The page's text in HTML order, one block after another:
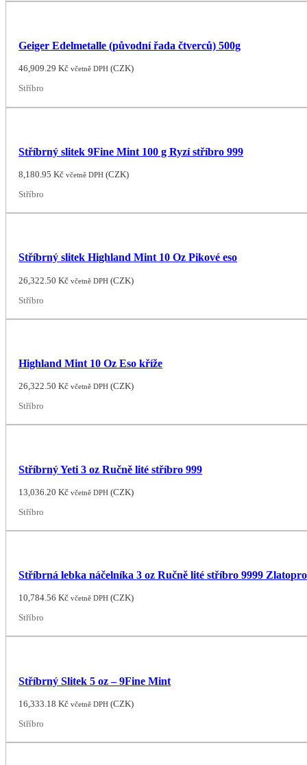
Geiger Edelmetalle (původní řada čtverců) 500g
46,909.29Kč včetně DPH (CZK)
Stříbro
Stříbrný slitek 9Fine Mint 100 g Ryzí stříbro 999
8,180.95Kč včetně DPH (CZK)
Stříbro
Stříbrný slitek Highland Mint 10 Oz Pikové eso
26,322.50Kč včetně DPH (CZK)
Stříbro
Highland Mint 10 Oz Eso kříže
26,322.50Kč včetně DPH (CZK)
Stříbro
Stříbrný Yeti 3 oz Ručně lité stříbro 999
13,036.20Kč včetně DPH (CZK)
Stříbro
Stříbrná lebka náčelníka 3 oz Ručně lité stříbro 9999
10,784.56Kč včetně DPH (CZK)
Stříbro
Stříbrný Slitek 5 oz – 9Fine Mint
16,333.18Kč včetně DPH (CZK)
Stříbro